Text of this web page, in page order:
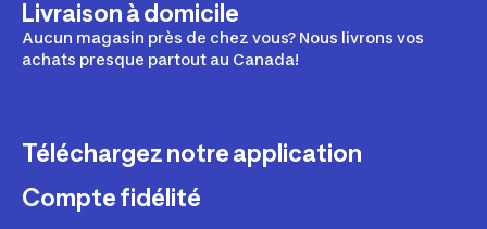
Livraison à domicile
Aucun magasin près de chez vous? Nous livrons vos
achats presque partout au Canada!
Téléchargez notre application
Compte fidélité